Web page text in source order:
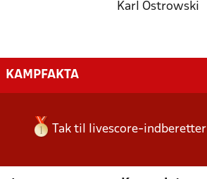
Karl Ostrowski
KAMPFAKTA
Tak til livescore-indberetter